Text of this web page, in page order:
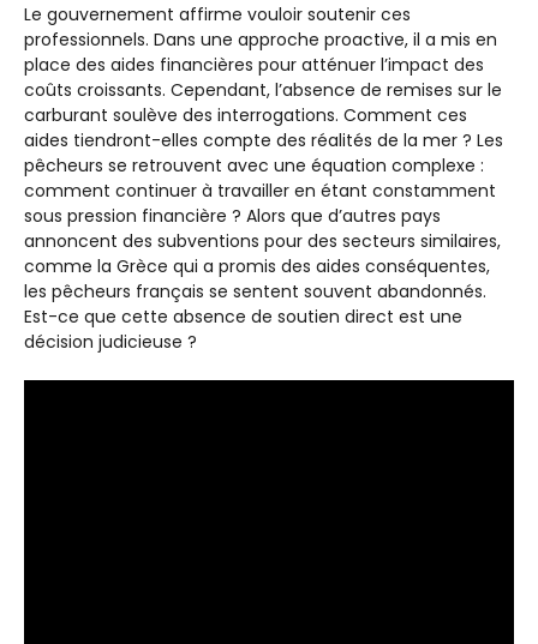
Le gouvernement affirme vouloir soutenir ces
professionnels. Dans une approche proactive, il a mis en
place des aides financières pour atténuer l’impact des
coûts croissants. Cependant, l’absence de remises sur le
carburant soulève des interrogations. Comment ces
aides tiendront-elles compte des réalités de la mer ? Les
pêcheurs se retrouvent avec une équation complexe :
comment continuer à travailler en étant constamment
sous pression financière ? Alors que d’autres pays
annoncent des subventions pour des secteurs similaires,
comme la Grèce qui a promis des aides conséquentes,
les pêcheurs français se sentent souvent abandonnés.
Est-ce que cette absence de soutien direct est une
décision judicieuse ?